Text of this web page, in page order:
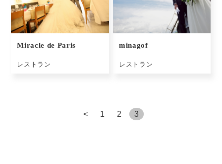
Miracle de Paris
レストラン
minagof
レストラン
< 1 2 3